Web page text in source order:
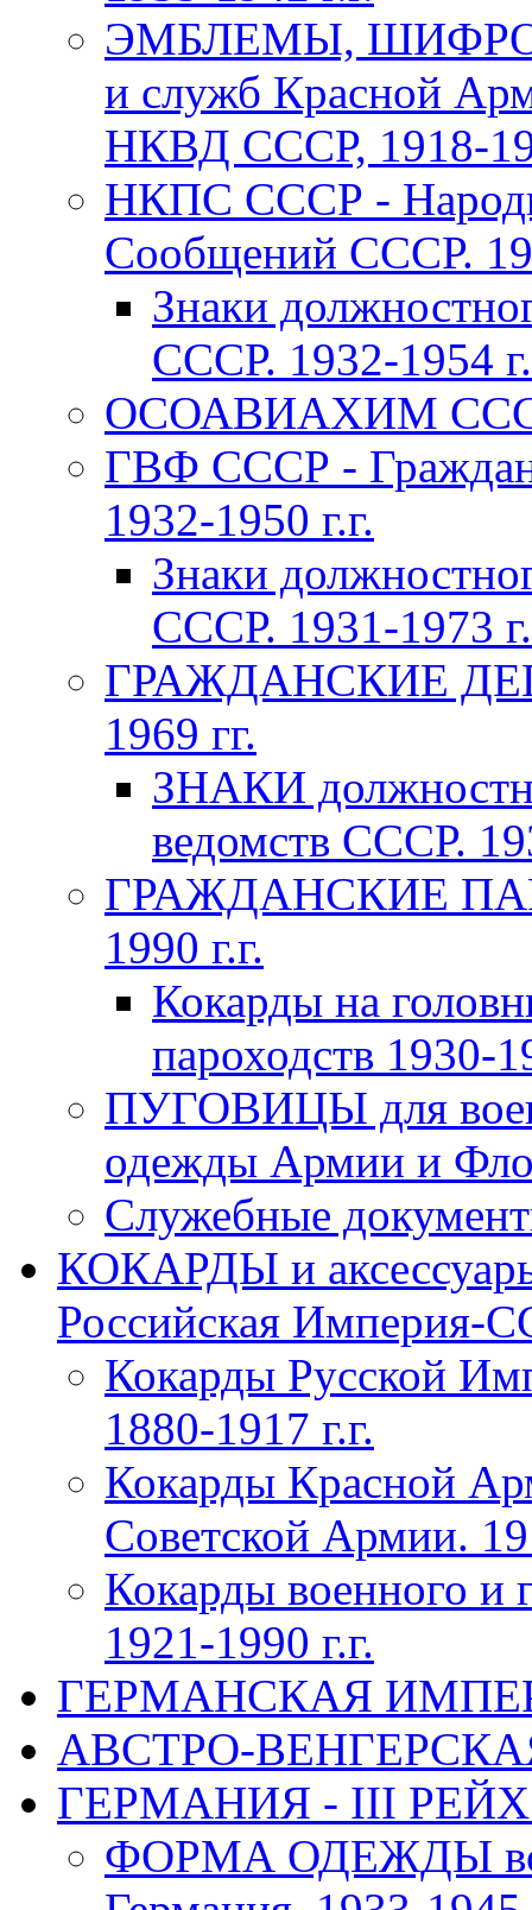
ЭМБЛЕМЫ,
и служб Красной
НКВД СССР, 1918-
НКПС СССР -
Сообщений СССР.
Знаки
СССР. 1932-1954
ОСОАВИАХИМ СССР
ГВФ СССР -
1932-1950 г.г.
Знаки
СССР. 1931-1973
ГРАЖДАНСКИЕ
1969 гг.
ЗНАКИ
ведомств СССР.
ГРАЖДАНСКИЕ
1990 г.г.
Кокарды на
пароходств 1930-
ПУГОВИЦЫ для
одежды Армии и
Служебные
КОКАРДЫ и
Российская Империя-
Кокарды Русской
1880-1917 г.г.
Кокарды Красной
Советской Армии.
Кокарды военного и
1921-1990 г.г.
ГЕРМАНСКАЯ
АВСТРО-
ГЕРМАНИЯ - III РЕЙХ
ФОРМА ОДЕЖДЫ